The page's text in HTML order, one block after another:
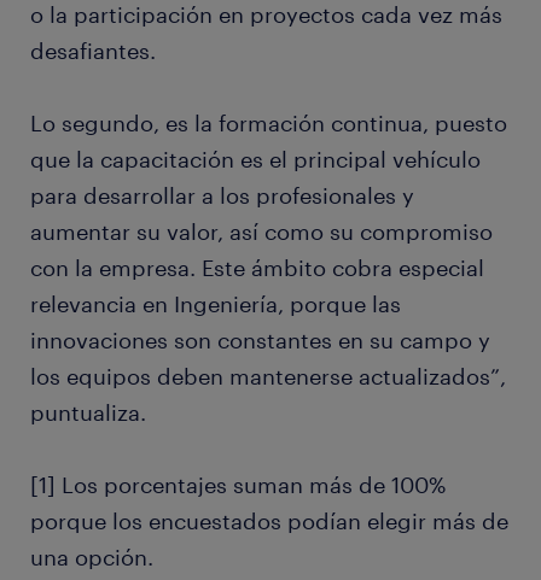
o la participación en proyectos cada vez más
desafiantes.
Lo segundo, es la formación continua, puesto
que la capacitación es el principal vehículo
para desarrollar a los profesionales y
aumentar su valor, así como su compromiso
con la empresa. Este ámbito cobra especial
relevancia en Ingeniería, porque las
innovaciones son constantes en su campo y
los equipos deben mantenerse actualizados”,
puntualiza.
[1] Los porcentajes suman más de 100%
porque los encuestados podían elegir más de
una opción.